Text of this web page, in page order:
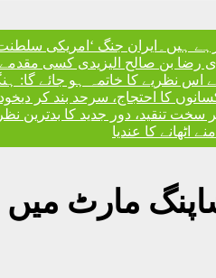
ہیں۔ ایران جنگ ‘امریکی
الیزیدی کسی مقدمے کے بغیر 24 برس بعد
اس نظریے کا خاتمہ ہو جائے گا:
کا احتجاج، سرحد بند کر دی
دور جدید کا بدترین
کا عندیا